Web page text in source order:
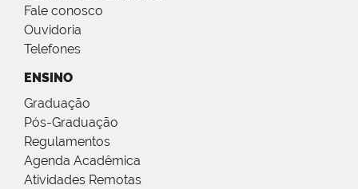
Fale conosco
Ouvidoria
Telefones
ENSINO
Graduação
Pós-Graduação
Regulamentos
Agenda Acadêmica
Atividades Remotas